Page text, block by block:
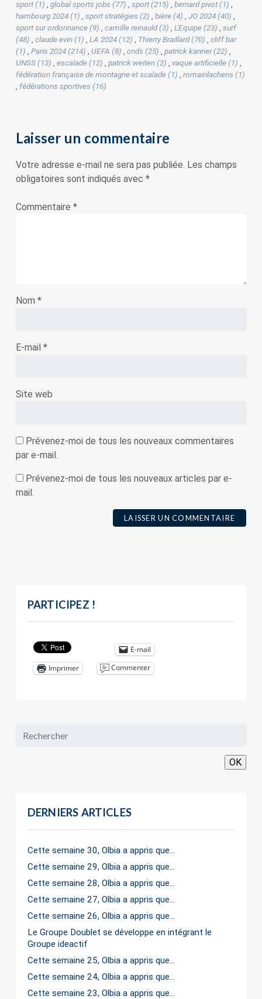
sport (1) global sports jobs (77) sport (215) bernard pivot (1)
hambourg 2024 (1)
sport stratégies (2) bière (4) JO 2024 (40)
sport sur ordonnance (9)
camille reinauld (3) L'Equipe (23)
surf
(48)
claude evin (1) LA 2024 (12) Thierry Braillard (70)
cliff bar
(1)
Paris 2024 (214) UEFA (8) cnds (25) patrick kanner (22)
UNSS (13)
escalade (12) patrick weiten (2) vaque artificielle (1)
fédération française de montagne et scalade (1)
romainlachens (1)
fédérations sportives (16)
Laisser un commentaire
Votre adresse e-mail ne sera pas publiée. Les champs
obligatoires sont indiqués avec *
Commentaire *
Nom *
E-mail *
Site web
Prévenez-moi de tous les nouveaux commentaires
par e-mail.
Prévenez-moi de tous les nouveaux articles par e-
mail.
PARTICIPEZ !
E-mail
Imprimer
Commenter
OK
DERNIERS ARTICLES
Cette semaine 30, Olbia a appris que…
Cette semaine 29, Olbia a appris que…
Cette semaine 28, Olbia a appris que…
Cette semaine 27, Olbia a appris que…
Cette semaine 26, Olbia a appris que…
Le Groupe Doublet se développe en intégrant le
Groupe ideactif
Cette semaine 25, Olbia a appris que…
Cette semaine 24, Olbia a appris que…
Cette semaine 23, Olbia a appris que…